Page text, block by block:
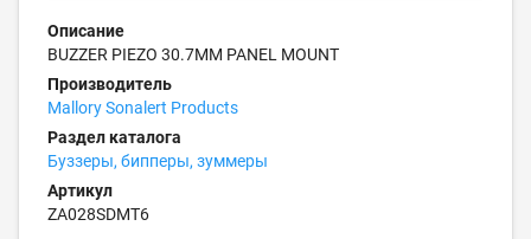
Описание
BUZZER PIEZO 30.7MM PANEL MOUNT
Производитель
Mallory Sonalert Products
Раздел каталога
Буззеры, бипперы, зуммеры
Артикул
ZA028SDMT6